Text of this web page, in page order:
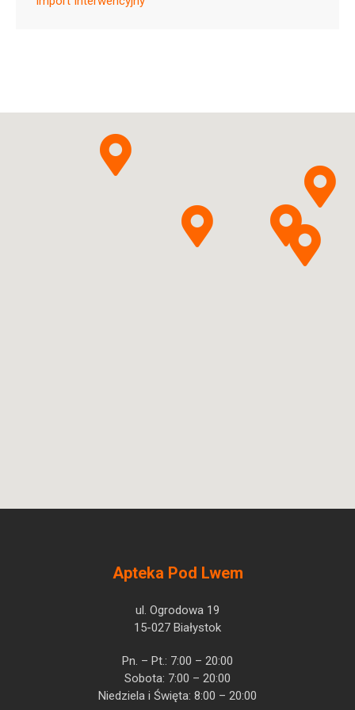
Pytanie o produkt
Apteka Pod Lwem
ul. Ogrodowa 19
15-027 Białystok
Pn. – Pt.: 7:00 – 20:00
Sobota: 7:00 – 20:00
Niedziela i Święta: 8:00 – 20:00